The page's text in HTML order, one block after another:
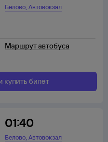
Белово,Автовокзал
Маршрут автобуса
купить билет
01:40
Белово,Автовокзал